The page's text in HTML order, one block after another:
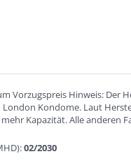
Vorzugspreis Hinweis: Der
Kondome. Laut
Kapazität. Alle anderen
02/2030